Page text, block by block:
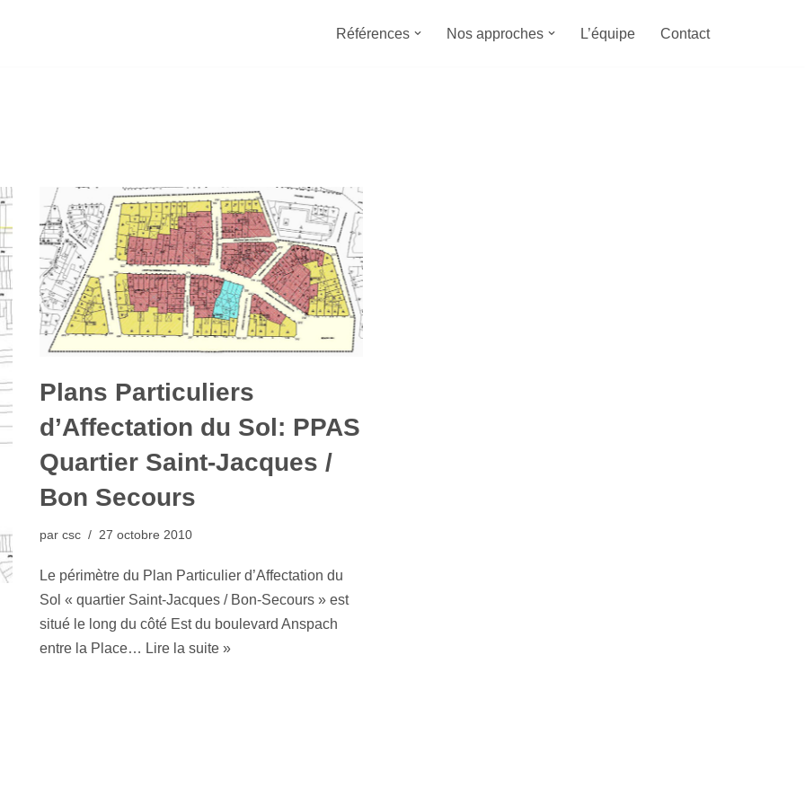
Références Nos approches L’équipe Contact
Plans Particuliers
d’Affectation du Sol: PPAS
Quartier Saint-Jacques /
Bon Secours
par csc 27 octobre 2010
Le périmètre du Plan Particulier d’Affectation du
Sol « quartier Saint-Jacques / Bon-Secours » est
situé le long du côté Est du boulevard Anspach
entre la Place… Lire la suite »